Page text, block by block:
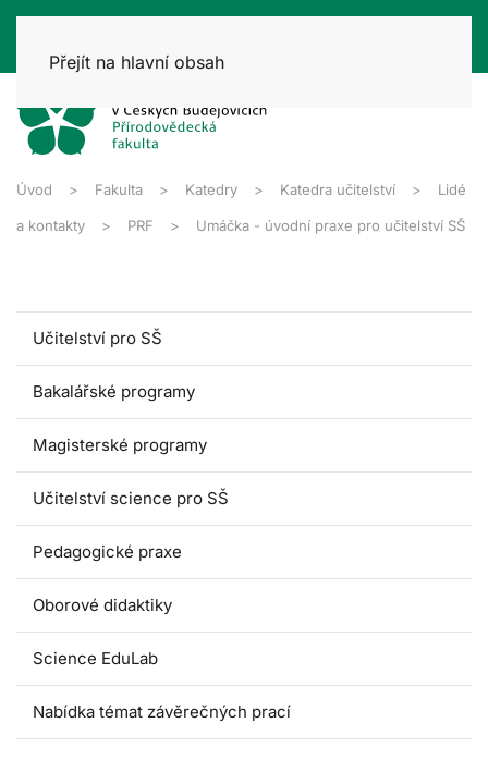
Přejít na hlavní obsah
Úvod Fakulta Katedry Katedra učitelství Lidé
a kontakty PRF Umáčka - úvodní praxe pro učitelství SŠ
Učitelství pro SŠ
Bakalářské programy
Magisterské programy
Učitelství science pro SŠ
Pedagogické praxe
Oborové didaktiky
Science EduLab
Nabídka témat závěrečných prací